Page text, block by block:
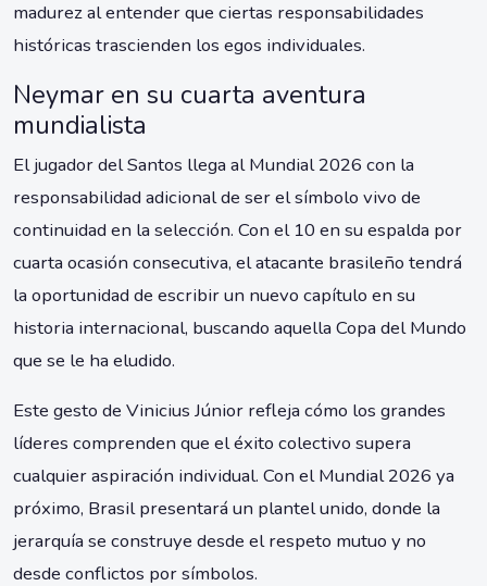
madurez al entender que ciertas responsabilidades
históricas trascienden los egos individuales.
Neymar en su cuarta aventura
mundialista
El jugador del Santos llega al Mundial 2026 con la
responsabilidad adicional de ser el símbolo vivo de
continuidad en la selección. Con el 10 en su espalda por
cuarta ocasión consecutiva, el atacante brasileño tendrá
la oportunidad de escribir un nuevo capítulo en su
historia internacional, buscando aquella Copa del Mundo
que se le ha eludido.
Este gesto de Vinicius Júnior refleja cómo los grandes
líderes comprenden que el éxito colectivo supera
cualquier aspiración individual. Con el Mundial 2026 ya
próximo, Brasil presentará un plantel unido, donde la
jerarquía se construye desde el respeto mutuo y no
desde conflictos por símbolos.